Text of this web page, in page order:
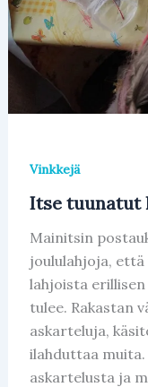
Vinkkejä
Itse tuunatut
Mainitsin
joululahjoja,
lahjoista
tulee. Rakastan
askarteluja,
ilahduttaa
askartelusta ja